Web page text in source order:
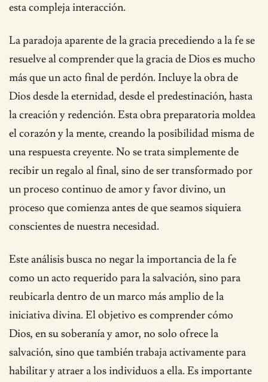
esta compleja interacción.
La paradoja aparente de la gracia precediendo a la fe se
resuelve al comprender que la gracia de Dios es mucho
más que un acto final de perdón. Incluye la obra de
Dios desde la eternidad, desde el predestinación, hasta
la creación y redención. Esta obra preparatoria moldea
el corazón y la mente, creando la posibilidad misma de
una respuesta creyente. No se trata simplemente de
recibir un regalo al final, sino de ser transformado por
un proceso continuo de amor y favor divino, un
proceso que comienza antes de que seamos siquiera
conscientes de nuestra necesidad.
Este análisis busca no negar la importancia de la fe
como un acto requerido para la salvación, sino para
reubicarla dentro de un marco más amplio de la
iniciativa divina. El objetivo es comprender cómo
Dios, en su soberanía y amor, no solo ofrece la
salvación, sino que también trabaja activamente para
habilitar y atraer a los individuos a ella. Es importante